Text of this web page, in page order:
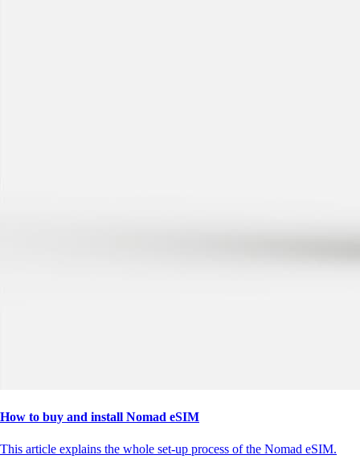
How to buy and install Nomad eSIM
This article explains the whole set-up process of the Nomad eSIM.